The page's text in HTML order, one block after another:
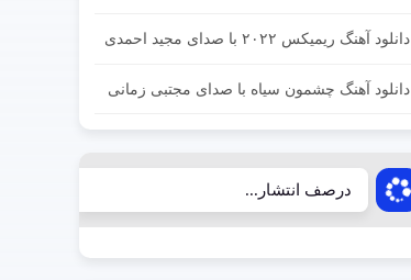
دانلود آهنگ ریمیکس ۲۰۲۲ با صدای مجید احمدی
دانلود آهنگ چشمون سیاه با صدای مجتبی زمانی
درصف انتشار...